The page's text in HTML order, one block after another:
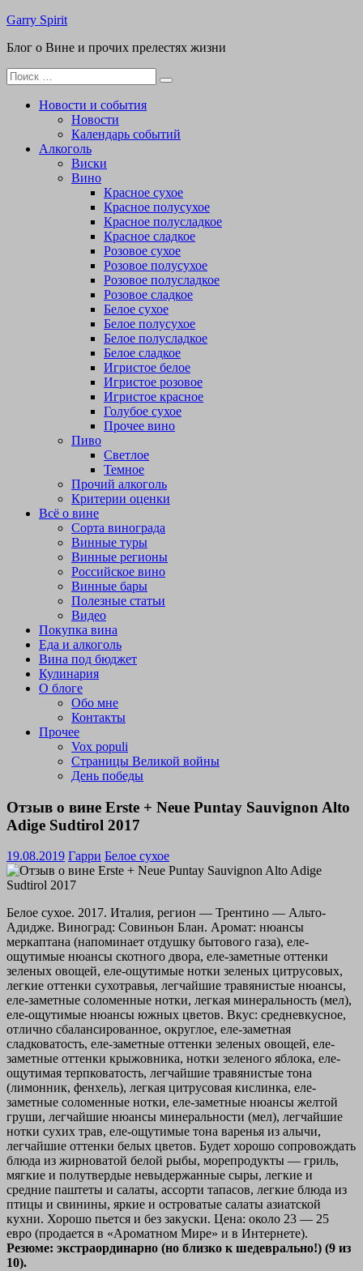
Перейти
содержимому
Garry Spirit
Блог о Вине и прочих прелестях жизни
Поиск
для:
Новости и события
Новости
Календарь событий
Алкоголь
Виски
Вино
Красное сухое
Красное полусухое
Красное полусладкое
Красное сладкое
Розовое сухое
Розовое полусухое
Розовое полусладкое
Розовое сладкое
Белое сухое
Белое полусухое
Белое полусладкое
Белое сладкое
Игристое белое
Игристое розовое
Игристое красное
Голубое сухое
Прочее вино
Пиво
Светлое
Темное
Прочий алкоголь
Критерии оценки
Всё о вине
Сорта винограда
Винные туры
Винные регионы
Российское вино
Винные бары
Полезные статьи
Видео
Покупка вина
Еда и алкоголь
Вина под бюджет
Кулинария
О блоге
Обо мне
Контакты
Прочее
Vox populi
Страницы Великой войны
День победы
Отзыв о вине Erste + Neue Puntay Sauvignon Alto
Adige Sudtirol 2017
19.08.2019 Гарри Белое сухое
Белое сухое. 2017. Италия, регион — Трентино — Альто-
Адидже. Виноград: Совиньон Блан. Аромат: нюансы
меркаптана (напоминает отдушку бытового газа), еле-
ощутимые нюансы скотного двора, еле-заметные оттенки
зеленых овощей, еле-ощутимые нотки зеленых цитрусовых,
легкие оттенки сухотравья, легчайшие травянистые нюансы,
еле-заметные соломенные нотки, легкая минеральность (мел),
еле-ощутимые нюансы южных цветов. Вкус: средневкусное,
отлично сбалансированное, округлое, еле-заметная
сладковатость, еле-заметные оттенки зеленых овощей, еле-
заметные оттенки крыжовника, нотки зеленого яблока, еле-
ощутимая терпковатость, легчайшие травянистые тона
(лимонник, фенхель), легкая цитрусовая кислинка, еле-
заметные соломенные нотки, еле-заметные нюансы желтой
груши, легчайшие нюансы минеральности (мел), легчайшие
нотки сухих трав, еле-ощутимые тона варенья из алычи,
легчайшие оттенки белых цветов. Будет хорошо сопровождать
блюда из жирноватой белой рыбы, морепродукты — гриль,
мягкие и полутвердые невыдержанные сыры, легкие и
средние паштеты и салаты, ассорти тапасов, легкие блюда из
птицы и свинины, яркие и островатые салаты азиатской
кухни. Хорошо пьется и без закуски. Цена: около 23 — 25
евро (продается в «Ароматном Мире» и в Интернете).
Резюме: экстраординарно (но близко к шедеврально!) (9 из
10).